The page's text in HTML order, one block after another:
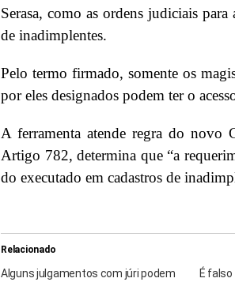
Serasa, como as ordens judiciais
de inadimplentes.
Pelo termo firmado, somente os
por eles designados podem ter o
A ferramenta atende regra do novo
Artigo 782, determina que “a
do executado em cadastros de
Relacionado
Alguns julgamentos com júri podem
É